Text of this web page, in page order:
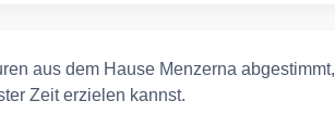
aus dem Hause Menzerna abgestimmt,
Zeit erzielen kannst.